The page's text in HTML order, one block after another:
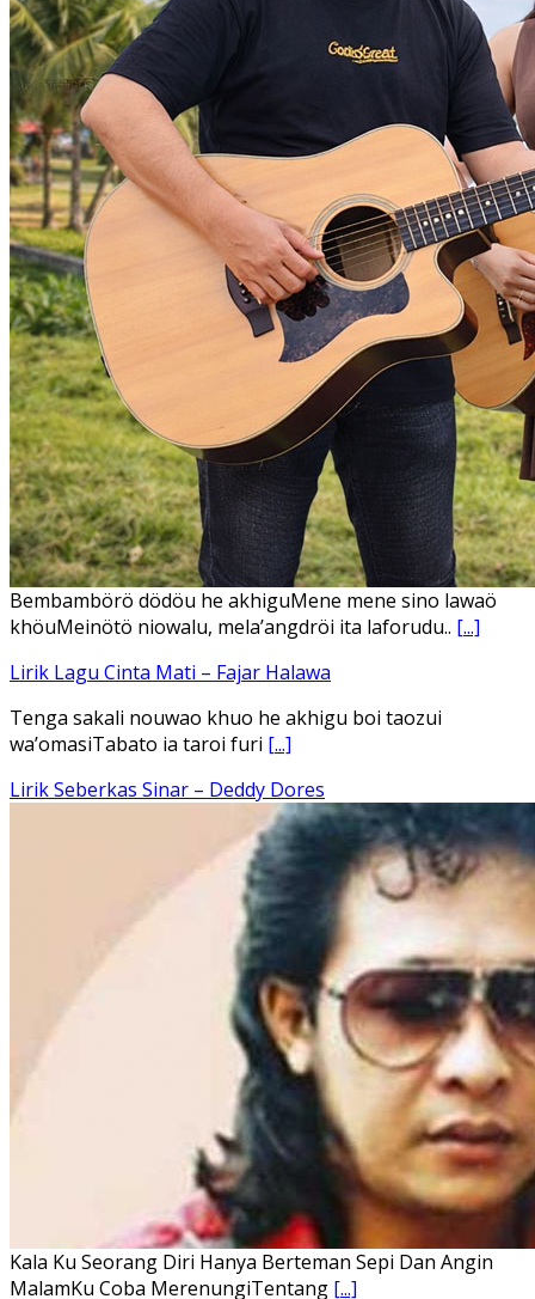
Ena’o natola ukhamoHaga mbawa ba desa’aUhalo ube’e
khomoUohe ia ube bangaimo Ena’o
Lirik Lagu FAFOFA Ciptaan Fajar Halawa Vocal Rendi Gulo